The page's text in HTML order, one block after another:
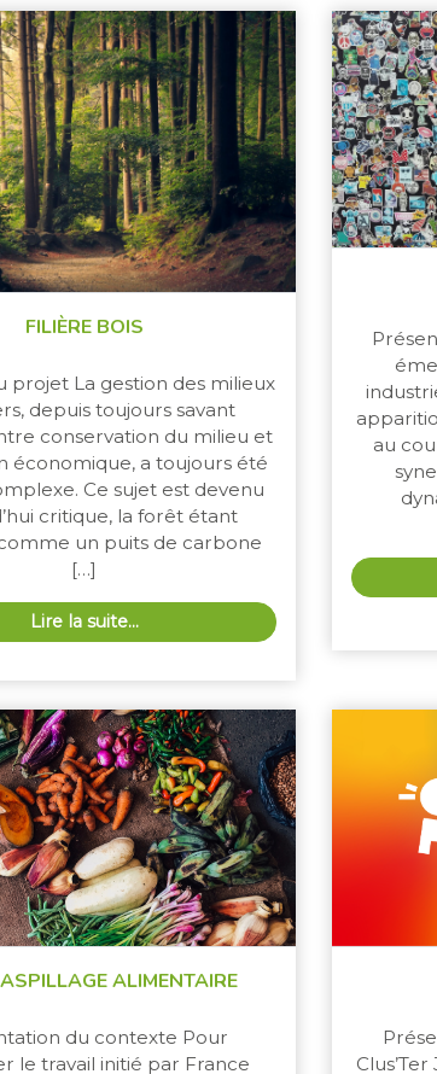
FILIÈRE BOIS
projet La gestion des milieux
depuis toujours savant
conservation du milieu et
économique, a toujours été
Ce sujet est devenu
critique, la forêt étant
un puits de carbone
[…]
Lire la suite…
au
ALIMENTAIRE
du contexte Pour
le travail initié par France